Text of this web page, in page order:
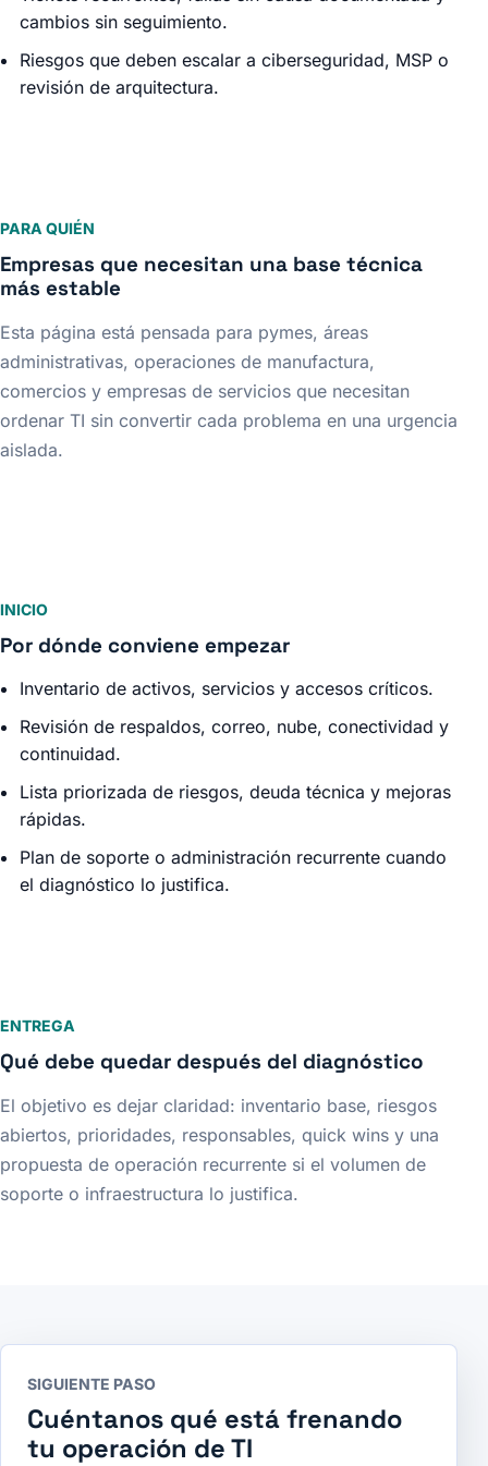
cambios sin seguimiento.
Riesgos que deben escalar a ciberseguridad, MSP o
revisión de arquitectura.
PARA QUIÉN
Empresas que necesitan una base técnica
más estable
Esta página está pensada para pymes, áreas
administrativas, operaciones de manufactura,
comercios y empresas de servicios que necesitan
ordenar TI sin convertir cada problema en una urgencia
aislada.
INICIO
Por dónde conviene empezar
Inventario de activos, servicios y accesos críticos.
Revisión de respaldos, correo, nube, conectividad y
continuidad.
Lista priorizada de riesgos, deuda técnica y mejoras
rápidas.
Plan de soporte o administración recurrente cuando
el diagnóstico lo justifica.
ENTREGA
Qué debe quedar después del diagnóstico
El objetivo es dejar claridad: inventario base, riesgos
abiertos, prioridades, responsables, quick wins y una
propuesta de operación recurrente si el volumen de
soporte o infraestructura lo justifica.
SIGUIENTE PASO
Cuéntanos qué está frenando
tu operación de TI